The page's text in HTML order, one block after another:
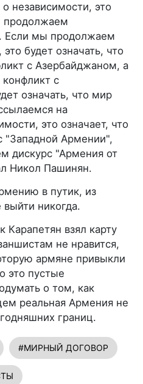
независимости, это
продолжаем
Если мы продолжаем
будет означать, что
с Азербайджаном, а
с
означать, что мир
на
это означает, что
Армении",
дискурс "Армения от
Никол Пашинян.
в путик, из
никогда.
взял карту
не нравится,
армяне привыкли
это пустые
о том, как
реальная Армения не
границ.
#МИРНЫЙ ДОГОВОР